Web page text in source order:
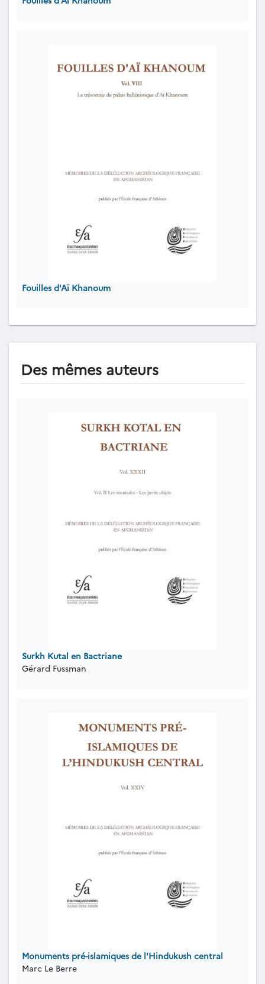
Fouilles d'Aï Khanoum
Des mêmes auteurs
Surkh Kutal en Bactriane
Gérard Fussman
Monuments pré-islamiques de l'Hindukush central
Marc Le Berre